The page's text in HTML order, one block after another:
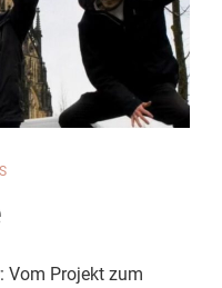
Vom Projekt zum